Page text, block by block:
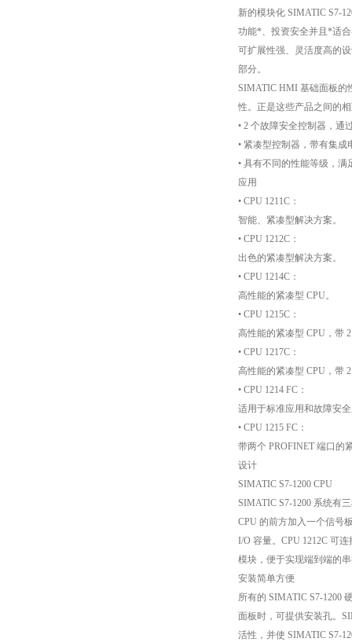
新的模块化 SIMATIC S7-
功能*、投资安全并且*适
可扩展性强、灵活度高的
部分。
SIMATIC HMI 基础面板的
性。正是这些产品之间的
• 2 个故障安全控制器，通
• 紧凑型控制器，带有集
• 具有不同的性能等级，满
应用
• CPU 1211C：
智能、紧凑型解决方案。
• CPU 1212C：
出色的紧凑型解决方案。
• CPU 1214C：
高性能的紧凑型 CPU。
• CPU 1215C：
高性能的紧凑型 CPU，带
• CPU 1217C：
高性能的紧凑型 CPU，带
• CPU 1214 FC：
适用于标准应用和故障安
• CPU 1215 FC：
带两个 PROFINET 端口的
设计
SIMATIC S7-1200 CPU
SIMATIC S7-1200 系统有
CPU 的前方加入一个信号
I/O 容量。CPU 1212C 可
模块，便于实现端到端的
安装简单方便
所有的 SIMATIC S7-1200
面板时，可提供安装孔。
活性，并使 SIMATIC S7-